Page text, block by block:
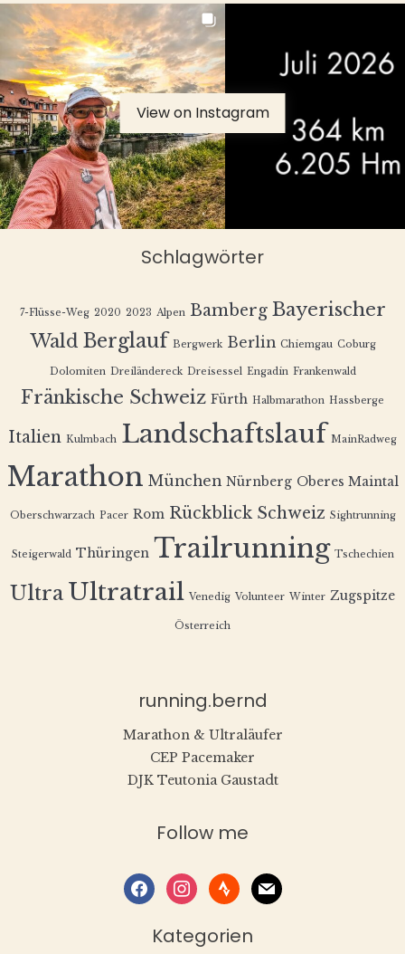
View on Instagram
Schlagwörter
7-Flüsse-Weg 2020 2023 Alpen Bamberg Bayerischer
Wald Berglauf Bergwerk Berlin Chiemgau Coburg
Dolomiten Dreiländereck Dreisessel Engadin Frankenwald
Fränkische Schweiz Fürth Halbmarathon Hassberge
Italien Kulmbach Landschaftslauf MainRadweg
Marathon München Nürnberg Oberes Maintal
Oberschwarzach Pacer Rom Rückblick Schweiz Sightrunning
Steigerwald Thüringen Trailrunning Tschechien
Ultra Ultratrail Venedig Volunteer Winter Zugspitze
Österreich
running.bernd
Marathon & Ultraläufer
CEP Pacemaker
DJK Teutonia Gaustadt
Follow me
facebookinstagram
stravamail
Kategorien